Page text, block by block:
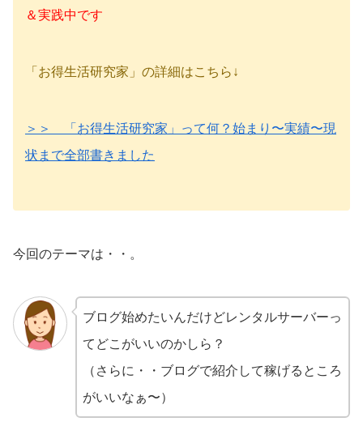
＆実践中です
「お得生活研究家」の詳細はこちら↓
＞＞ 「お得生活研究家」って何？始まり〜実績〜現
状まで全部書きました
今回のテーマは・・。
ブログ始めたいんだけどレンタルサーバーっ
てどこがいいのかしら？
（さらに・・ブログで紹介して稼げるところ
がいいなぁ〜）